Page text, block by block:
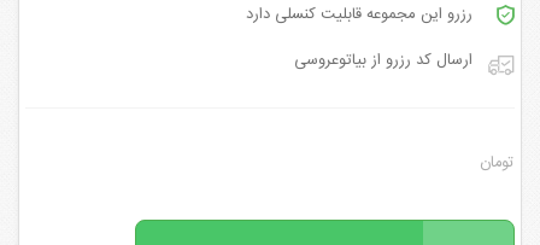
رزرو این مجموعه قابلیت کنسلی دارد
ارسال کد رزرو از بیاتوعروسی
تومان